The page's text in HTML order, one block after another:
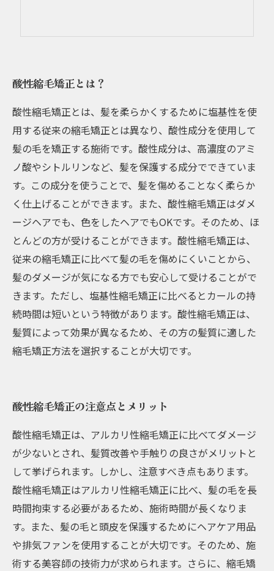
酸性縮毛矯正とは？
酸性縮毛矯正とは、髪を柔らかくするために塩基性を使
用する従来の縮毛矯正とは異なり、酸性成分を使用して
髪の毛を矯正する施術です。酸性成分は、高濃度のアミ
ノ酸やシトルリンなど、髪を保護する成分でできていま
す。この成分を使うことで、髪を傷めることなく柔らか
く仕上げることができます。また、酸性縮毛矯正はダメ
ージヘアでも、色をしたヘアでもOKです。そのため、ほ
とんどの方が受けることができます。酸性縮毛矯正は、
従来の縮毛矯正に比べて髪の毛を傷めにくいことから、
髪のダメージが気になる方でも安心して受けることがで
きます。ただし、塩基性縮毛矯正に比べるとカールの持
続時間は短いという特徴があります。酸性縮毛矯正は、
髪質によって効果が異なるため、その方の髪質に適した
縮毛矯正方法を選択することが大切です。
酸性縮毛矯正の注意点とメリット
酸性縮毛矯正は、アルカリ性縮毛矯正に比べてダメージ
が少ないとされ、髪質改善や手触りの良さがメリットと
して挙げられます。しかし、注意すべき点もあります。
酸性縮毛矯正はアルカリ性縮毛矯正に比べ、髪の毛を長
時間拘束する必要があるため、施術時間が長くなりま
す。また、髪の毛と頭皮を保護するためにヘアケア用品
や排気ファンを使用することが大切です。そのため、施
術する美容師の技術力が求められます。さらに、縮毛矯